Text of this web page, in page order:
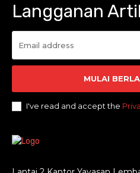
Langganan
MULAI
I've read and accept the